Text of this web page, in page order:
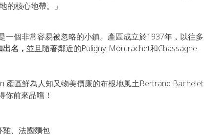
的核心地帶。」
一個非常容易被忽略的小鎮。產區成立於1937年，以往多
名， 並且隨著鄰近的Puligny-Montrachet和Chassagne-
產區鮮為人知又物美價廉的布根地風土Bertrand Bachelet
、法國麵包